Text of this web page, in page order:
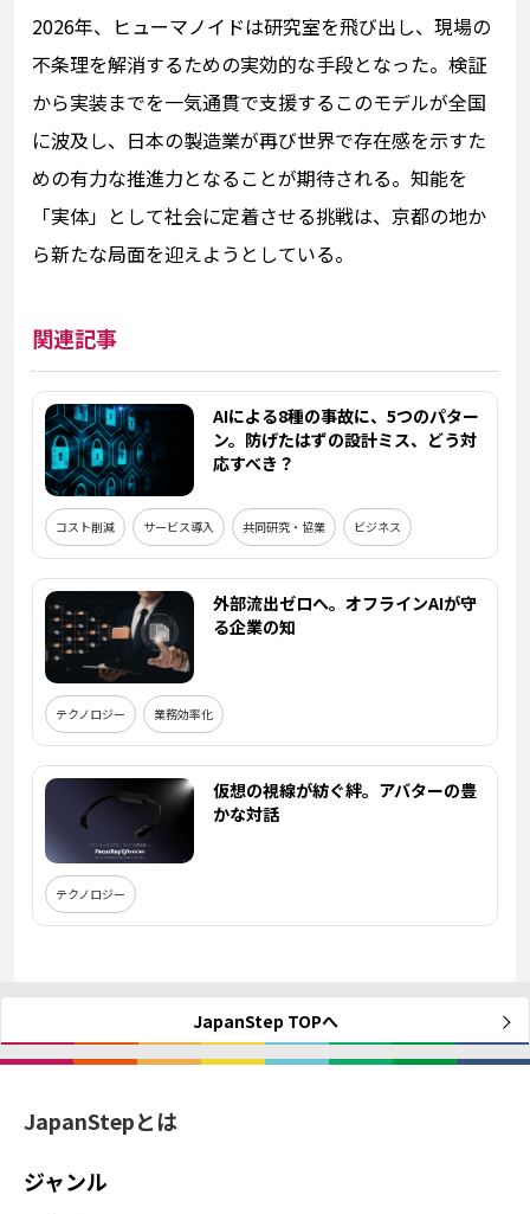
2026年、ヒューマノイドは研究室を飛び出し、現場の
不条理を解消するための実効的な手段となった。検証
から実装までを一気通貫で支援するこのモデルが全国
に波及し、日本の製造業が再び世界で存在感を示すた
めの有力な推進力となることが期待される。知能を
「実体」として社会に定着させる挑戦は、京都の地か
ら新たな局面を迎えようとしている。
関連記事
AIによる8種の事故に、5つのパター
ン。防げたはずの設計ミス、どう対
応すべき？
コスト削減 サービス導入 共同研究・協業 ビジネス
外部流出ゼロへ。オフラインAIが守
る企業の知
テクノロジー 業務効率化
仮想の視線が紡ぐ絆。アバターの豊
かな対話
テクノロジー
JapanStep TOPへ
JapanStepとは
ジャンル